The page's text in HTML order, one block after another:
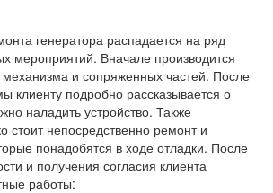
генератора распадается на ряд
мероприятий. Вначале производится
и сопряженных частей. После
клиенту подробно рассказывается о
наладить устройство. Также
стоит непосредственно ремонт и
понадобятся в ходе отладки. После
и получения согласия клиента
работы: